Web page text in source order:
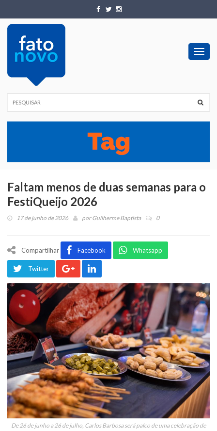
Faltam menos de duas semanas para o
FestiQueijo 2026
17 de junho de 2026 porGuilherme Baptista 0
Compartilhar Facebook Whatsapp
Twitter
De 26 de junho a 26 de julho, Carlos Barbosa será palco de uma celebração de